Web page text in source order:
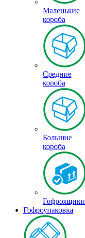
Маленькие
короба
Средние
короба
Большие
короба
Гофроящики
Гофроупаковка